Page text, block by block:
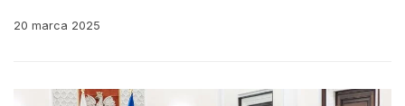
20 marca 2025